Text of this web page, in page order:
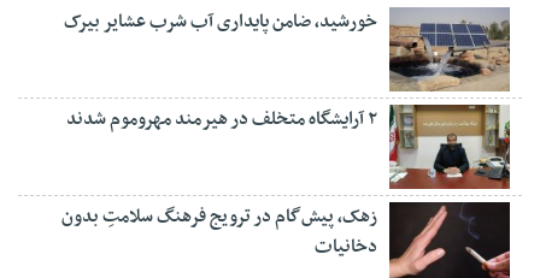
خورشید، ضامن پایداری آب شرب عشایر بیرک
۲ آرایشگاه متخلف در هیرمند مهروموم شدند
زهک، پیش‌گام در ترویج فرهنگ سلامتِ بدون
دخانیات